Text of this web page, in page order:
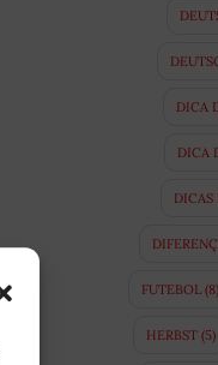
DICA
DICA
DICAS
FUTEBOL(8)
HERBST(5)